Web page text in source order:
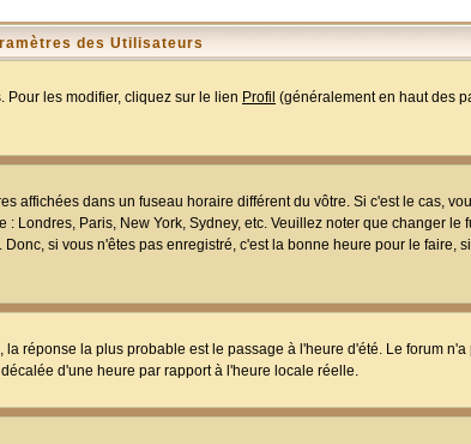
des Utilisateurs
Pour les modifier, cliquez sur le lien Profil (généralement en haut des
affichées dans un fuseau horaire différent du vôtre. Si c'est le cas,
Paris, New York, Sydney, etc. Veuillez noter que changer le
si vous n'êtes pas enregistré, c'est la bonne heure pour le faire,
réponse la plus probable est le passage à l'heure d'été. Le forum
d'une heure par rapport à l'heure locale réelle.